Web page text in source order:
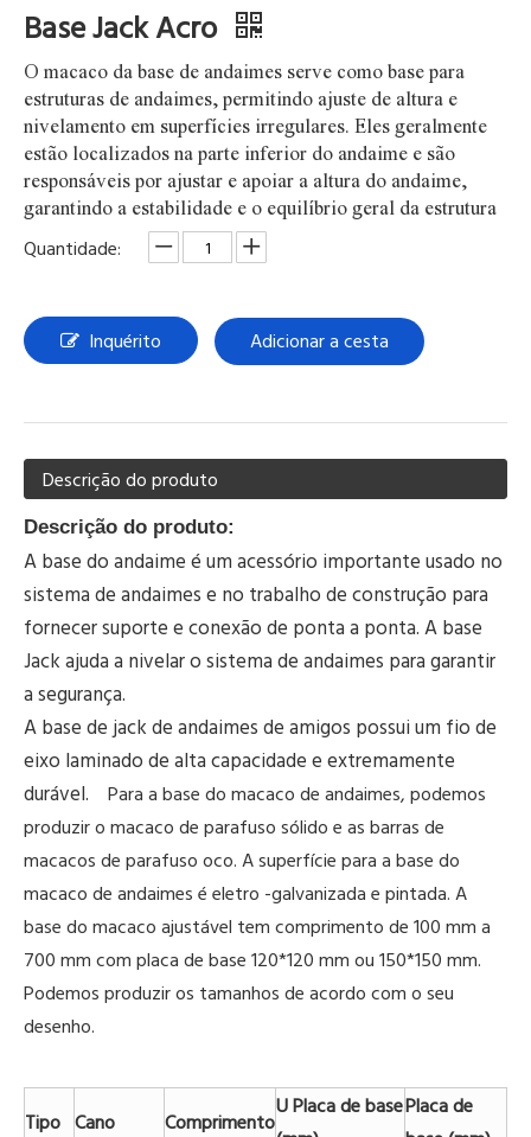
Base Jack Acro
O macaco da base de andaimes serve como base para
estruturas de andaimes, permitindo ajuste de altura e
nivelamento em superfícies irregulares. Eles geralmente
estão localizados na parte inferior do andaime e são
responsáveis ​​por ajustar e apoiar a altura do andaime,
garantindo a estabilidade e o equilíbrio geral da estrutura
Quantidade:
Inquérito Adicionar a cesta
Descrição do produto
Descrição do produto:
A base do andaime é um acessório importante usado no
sistema de andaimes e no trabalho de construção para
fornecer suporte e conexão de ponta a ponta. A base
Jack ajuda a nivelar o sistema de andaimes para garantir
a segurança.
A base de jack de andaimes de amigos possui um fio de
eixo laminado de alta capacidade e extremamente
durável. Para a base do macaco de andaimes, podemos
produzir o macaco de parafuso sólido e as barras de
macacos de parafuso oco. A superfície para a base do
macaco de andaimes é eletro -galvanizada e pintada. A
base do macaco ajustável tem comprimento de 100 mm a
700 mm com placa de base 120*120 mm ou 150*150 mm.
Podemos produzir os tamanhos de acordo com o seu
desenho.
Tipo Cano Comprimento
U Placa de basePlaca de